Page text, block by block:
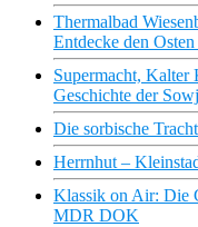
Thermalbad
Entdecke den
Supermacht,
Geschichte der
Die sorbische
Herrnhut –
Klassik on Air: Die
MDR DOK